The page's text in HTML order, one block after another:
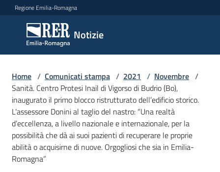
Vai al contenuto
Vai alla navigazione
Vai al footer
Regione Emilia-Romagna
Notizie
Notizie
Comunicati
stampa
Menu selezionato
Cerca
un
comunicato
Risorse
Home / Comunicati stampa / 2021 / Novembre /
Sanità. Centro Protesi Inail di Vigorso di Budrio (Bo),
inaugurato il primo blocco ristrutturato dell’edificio storico.
L’assessore Donini al taglio del nastro: “Una realtà
d’eccellenza, a livello nazionale e internazionale, per la
possibilità che dà ai suoi pazienti di recuperare le proprie
abilità o acquisirne di nuove. Orgogliosi che sia in Emilia-
Romagna”